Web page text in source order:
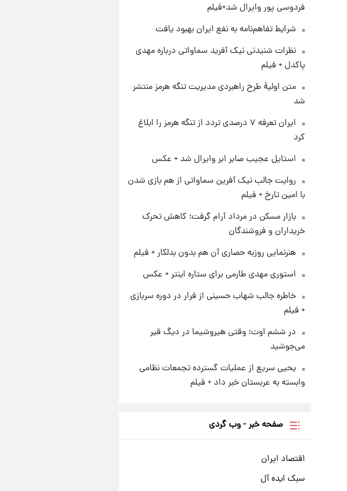
فردوسی پور وایرال شد+فیلم
شرایط تفاهم‌نامه به نفع ایران بهبود یافت
نظرات شنیدنی نیک آفرید سماواتی درباره مهدی
پاکدل + فیلم
متن اولیۀ طرح راهبردی مدیریت تنگه هرمز منتشر
شد
ایران تعرفه ۷ درصدی تردد از تنگه هرمز را ابلاغ
کرد
استایل عجیب صابر ابر وایرال شد + عکس
روایت جالب نیک آفرین سماواتی از هم بازی شدن
با امین تارخ + فیلم
بازار مسکن در مرداد آرام گرفت؛ کاهش تحرک
خریداران و فروشندگان
هنرنمایی روزبه حصاری آن هم بدون بدلکار + فیلم
استوری مهدی طارمی برای ستاره اینتر + عکس
خاطره جالب شهاب حسینی از فرار در دوره سربازی
+ فیلم
در ششم اوت؛ وقتی هیروشیما در دیگ قیر
می‌جوشید
یحیی سریع از عملیات گسترده تجمعات نظامی
وابسته به عربستان خبر داد + فیلم
صفحه خبر - وب گردی
اقتصاد ایران
سبک ایده آل